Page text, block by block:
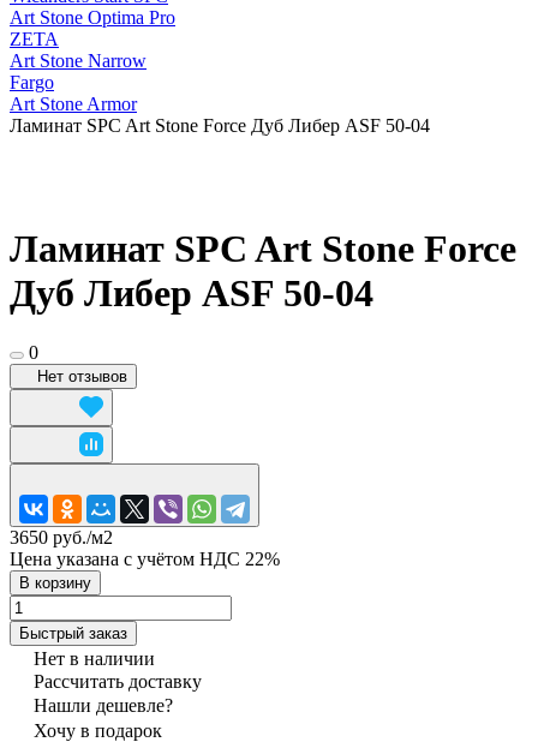
Art Stone Optima Pro
ZETA
Art Stone Narrow
Fargo
Art Stone Armor
Ламинат SPC Art Stone Force Дуб Либер ASF 50-04
Ламинат SPC Art Stone Force
Дуб Либер ASF 50-04
0
Нет отзывов
3650 руб./м2
Цена указана с учётом НДС 22%
В корзину
Быстрый заказ
Нет в наличии
Рассчитать доставку
Нашли дешевле?
Хочу в подарок